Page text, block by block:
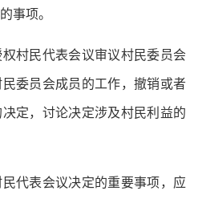
事项。
民代表会议审议村民委员会
委员会成员的工作，撤销或者
定，讨论决定涉及村民利益的
表会议决定的重要事项，应